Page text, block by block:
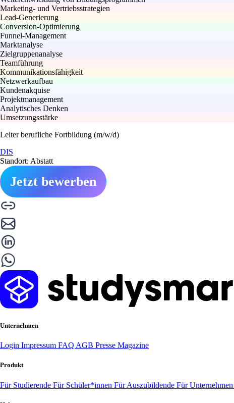
Marketing- und Vertriebsstrategien
Lead-Generierung
Conversion-Optimierung
Funnel-Management
Marktanalyse
Zielgruppenanalyse
Teamführung
Kommunikationsfähigkeit
Netzwerkaufbau
Kundenakquise
Projektmanagement
Analytisches Denken
Umsetzungsstärke
Leiter berufliche Fortbildung (m/w/d)
DIS
Standort: Abstatt
Jetzt bewerben
Unternehmen
Login Impressum FAQ AGB Presse Magazine
Produkt
Für Studierende Für Schüler*innen Für Auszubildende Für Unternehmen